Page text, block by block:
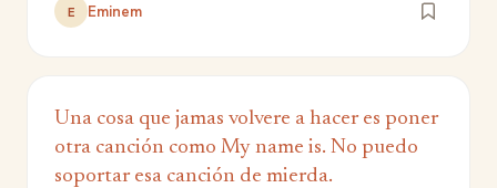
E Eminem
Una cosa que jamas volvere a hacer es poner
otra canción como My name is. No puedo
soportar esa canción de mierda.